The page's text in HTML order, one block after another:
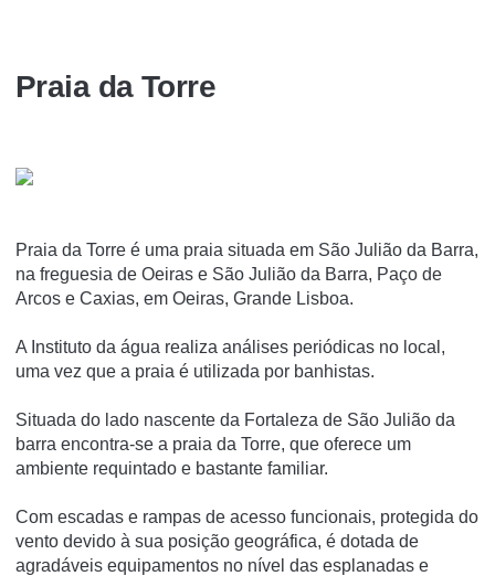
Praia da Torre
Praia da Torre é uma praia situada em São Julião da Barra,
na freguesia de Oeiras e São Julião da Barra, Paço de
Arcos e Caxias, em Oeiras, Grande Lisboa.
A Instituto da água realiza análises periódicas no local,
uma vez que a praia é utilizada por banhistas.
Situada do lado nascente da Fortaleza de São Julião da
barra encontra-se a praia da Torre, que oferece um
ambiente requintado e bastante familiar.
Com escadas e rampas de acesso funcionais, protegida do
vento devido à sua posição geográfica, é dotada de
agradáveis equipamentos no nível das esplanadas e